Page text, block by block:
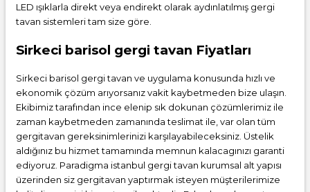
LED ışıklarla direkt veya endirekt olarak aydınlatılmış gergi
tavan sistemleri tam size göre.
Sirkeci barisol gergi tavan Fiyatları
Sirkeci barisol gergi tavan ve uygulama konusunda hızlı ve
ekonomik çözüm arıyorsanız vakit kaybetmeden bize ulaşın.
Ekibimiz tarafından ince elenip sık dokunan çözümlerimiz ile
zaman kaybetmeden zamanında teslimat ile, var olan tüm
gergitavan gereksinimlerinizi karşılayabileceksiniz. Üstelik
aldığınız bu hizmet tamamında memnun kalacagınızı garanti
ediyoruz. Paradigma istanbul gergi tavan kurumsal alt yapısı
üzerinden siz gergitavan yaptırmak isteyen müşterilerimize